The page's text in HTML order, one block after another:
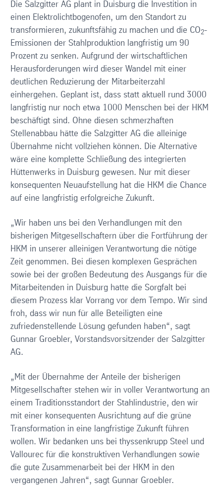
Die Salzgitter AG plant in Duisburg die Investition in
einen Elektrolichtbogenofen, um den Standort zu
transformieren, zukunftsfähig zu machen und die CO2-
Emissionen der Stahlproduktion langfristig um 90
Prozent zu senken. Aufgrund der wirtschaftlichen
Herausforderungen wird dieser Wandel mit einer
deutlichen Reduzierung der Mitarbeiterzahl
einhergehen. Geplant ist, dass statt aktuell rund 3000
langfristig nur noch etwa 1000 Menschen bei der HKM
beschäftigt sind. Ohne diesen schmerzhaften
Stellenabbau hätte die Salzgitter AG die alleinige
Übernahme nicht vollziehen können. Die Alternative
wäre eine komplette Schließung des integrierten
Hüttenwerks in Duisburg gewesen. Nur mit dieser
konsequenten Neuaufstellung hat die HKM die Chance
auf eine langfristig erfolgreiche Zukunft.
„Wir haben uns bei den Verhandlungen mit den
bisherigen Mitgesellschaftern über die Fortführung der
HKM in unserer alleinigen Verantwortung die nötige
Zeit genommen. Bei diesen komplexen Gesprächen
sowie bei der großen Bedeutung des Ausgangs für die
Mitarbeitenden in Duisburg hatte die Sorgfalt bei
diesem Prozess klar Vorrang vor dem Tempo. Wir sind
froh, dass wir nun für alle Beteiligten eine
zufriedenstellende Lösung gefunden haben“, sagt
Gunnar Groebler, Vorstandsvorsitzender der Salzgitter
AG.
„Mit der Übernahme der Anteile der bisherigen
Mitgesellschafter stehen wir in voller Verantwortung an
einem Traditionsstandort der Stahlindustrie, den wir
mit einer konsequenten Ausrichtung auf die grüne
Transformation in eine langfristige Zukunft führen
wollen. Wir bedanken uns bei thyssenkrupp Steel und
Vallourec für die konstruktiven Verhandlungen sowie
die gute Zusammenarbeit bei der HKM in den
vergangenen Jahren“, sagt Gunnar Groebler.